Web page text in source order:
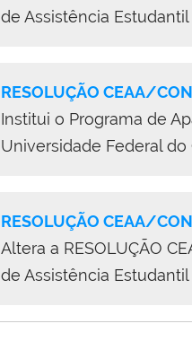
de Assistência
RESOLUÇÃO CEAA/
Institui o Programa de
Universidade Federal
RESOLUÇÃO CEAA/
Altera a RESOLUÇÃO
de Assistência